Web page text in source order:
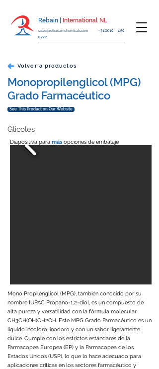
Rebain | International NL
sales@rotterdamchemicals.com+31(0)10 450
8722
Volver a productos
Monopropilenglicol (MPG)
Grado Farmacéutico
See This Product on Our Website
Glicoles
Diapositiva para más opciones de embalaje
Mono Propilenglicol (MPG), también conocido por su
nombre IUPAC Propano-1,2-diol, es un compuesto de
alta pureza y versatilidad con la fórmula molecular
CH3CH(OH)CH2OH. Este MPG Grado Farmacéutico es un
líquido incoloro, inodoro y con un sabor ligeramente
dulce. Cumple con los estrictos estándares de la
Farmacopea Europea (EP) y la Farmacopea de los
Estados Unidos (USP), lo que lo hace adecuado para
aplicaciones críticas en los sectores farmacéutico y